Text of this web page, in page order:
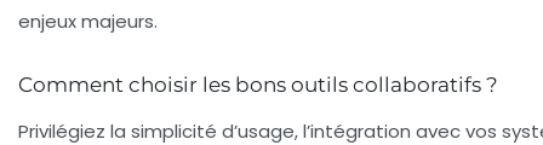
enjeux majeurs.
Comment choisir les bons outils collaboratifs ?
Privilégiez la simplicité d’usage, l’intégration avec vos